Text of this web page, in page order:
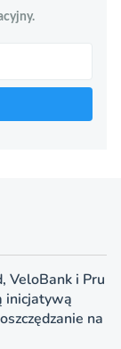
VeloBank i Pru
inicjatywą
na